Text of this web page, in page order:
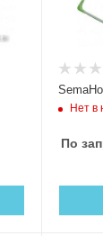
Нет в
По